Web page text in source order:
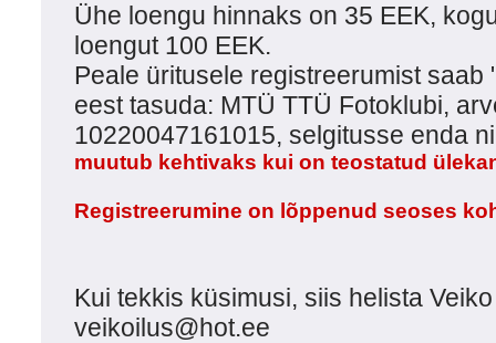
Ühe loengu hinnaks on 35 EEK,
loengut 100 EEK.
Peale üritusele registreerumist saab
eest tasuda: MTÜ TTÜ Fotoklubi,
10220047161015, selgitusse enda
muutub kehtivaks kui on teostatud
Registreerumine on lõppenud seoses
Kui tekkis küsimusi, siis helista
veikoilus@hot.ee